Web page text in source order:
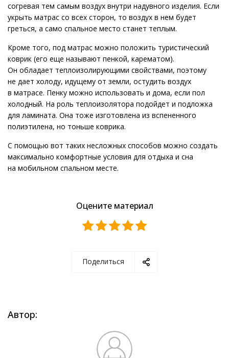
согревая тем самым воздух внутри надувного изделия. Если
укрыть матрас со всех сторон, то воздух в нем будет
греться, а само спальное место станет теплым.
Кроме того, под матрас можно положить туристический
коврик (его еще называют пенкой, карематом).
Он обладает теплоизолирующими свойствами, поэтому
не дает холоду, идущему от земли, остудить воздух
в матрасе. Пенку можно использовать и дома, если пол
холодный. На роль теплоизолятора подойдет и подложка
для ламината. Она тоже изготовлена из вспененного
полиэтилена, но тоньше коврика.
С помощью вот таких несложных способов можно создать
максимально комфортные условия для отдыха и сна
на мобильном спальном месте.
Оцените материал
Поделиться
Автор: